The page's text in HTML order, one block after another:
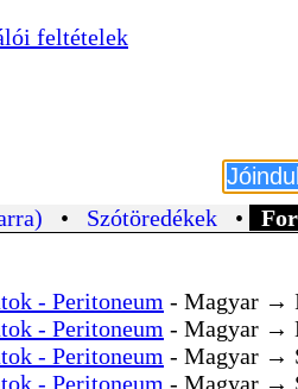
feltételek
• Szótöredékek •
- Peritoneum - Magyar →
- Peritoneum - Magyar →
- Peritoneum - Magyar →
- Peritoneum - Magyar →